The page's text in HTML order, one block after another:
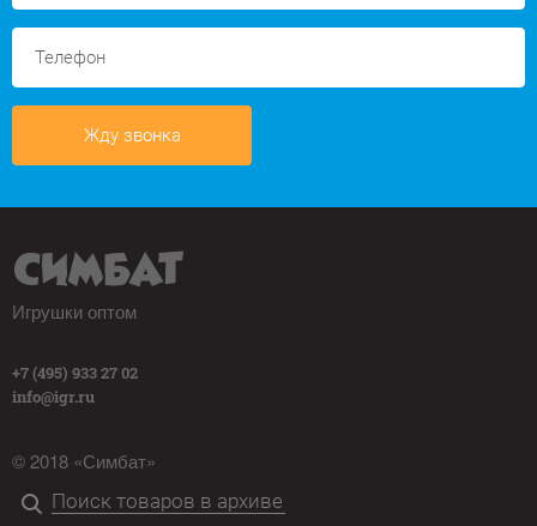
Жду звонка
Игрушки оптом
+7 (495) 933 27 02
info@igr.ru
© 2018 «Симбат»